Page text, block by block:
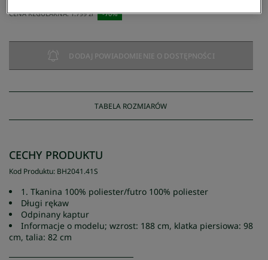
CENA REGULARNA: 1.799 zł -70%
DODAJ POWIADOMIENIE O DOSTĘPNOŚCI
TABELA ROZMIARÓW
CECHY PRODUKTU
Kod Produktu: BH2041.41S
1. Tkanina 100% poliester/futro 100% poliester
Długi rękaw
Odpinany kaptur
Informacje o modelu; wzrost: 188 cm, klatka piersiowa: 98
cm, talia: 82 cm